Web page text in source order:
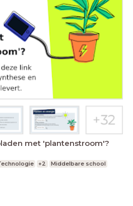
met 'plantenstroom'?
+2
Middelbare school